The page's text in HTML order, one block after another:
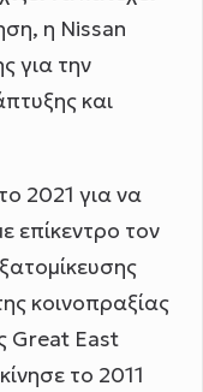
η Nissan
για την
και
2021 για να
επίκεντρο τον
κοινοπραξίας
Great East
το 2011